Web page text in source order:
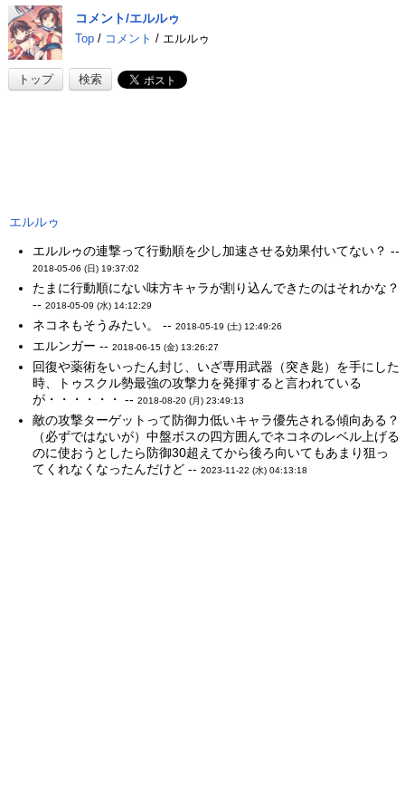
コメント/エルルゥ
Top/ コメント / エルルゥ
トップ 検索
エルルゥ
エルルゥの連撃って行動順を少し加速させる効果付いてない？ --
2018-05-06 (日) 19:37:02
たまに行動順にない味方キャラが割り込んできたのはそれかな？
--2018-05-09 (水) 14:12:29
ネコネもそうみたい。 --2018-05-19 (土) 12:49:26
エルンガー --2018-06-15 (金) 13:26:27
回復や薬術をいったん封じ、いざ専用武器（突き匙）を手にした
時、トゥスクル勢最強の攻撃力を発揮すると言われている
が・・・・・・ --2018-08-20 (月) 23:49:13
敵の攻撃ターゲットって防御力低いキャラ優先される傾向ある？
（必ずではないが）中盤ボスの四方囲んでネコネのレベル上げる
のに使おうとしたら防御30超えてから後ろ向いてもあまり狙っ
てくれなくなったんだけど --2023-11-22 (水) 04:13:18